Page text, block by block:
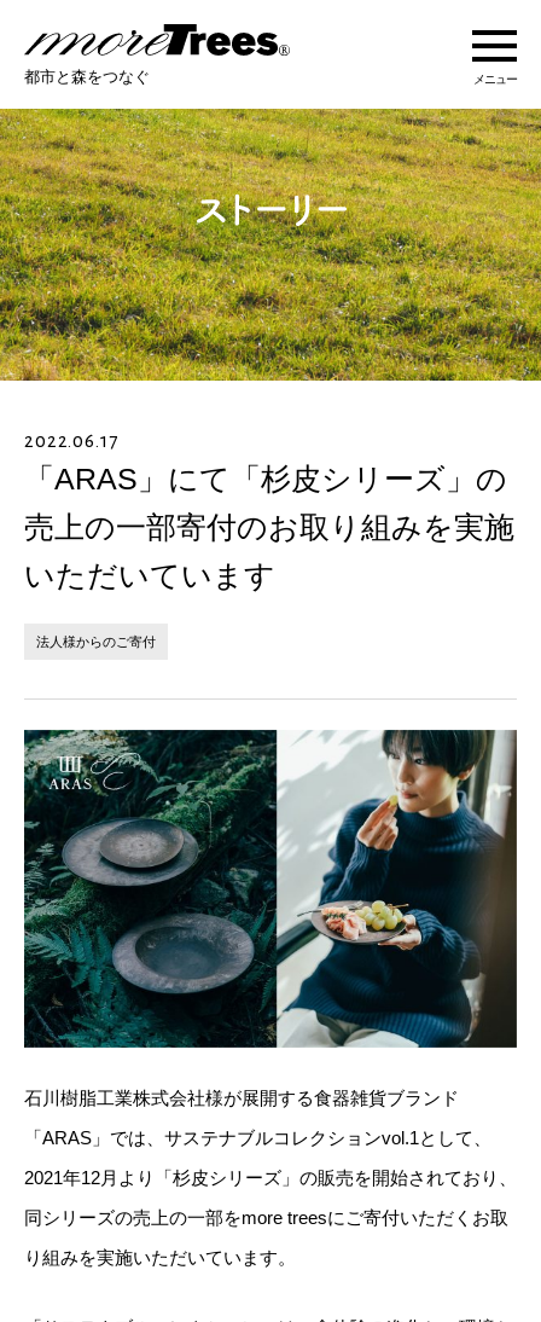
more trees
都市と森をつなぐ メニュー
more treesについて
活動紹介
活動地域
ストーリー
あなたにできること
法人の方へ
JP EN
2022.06.17
「ARAS」にて「杉皮シリーズ」の
売上の一部寄付のお取り組みを実施
いただいています
法人様からのご寄付
石川樹脂工業株式会社様が展開する食器雑貨ブランド
「ARAS」では、サステナブルコレクションvol.1として、
2021年12月より「杉皮シリーズ」の販売を開始されており、
同シリーズの売上の一部をmore treesにご寄付いただくお取
り組みを実施いただいています。